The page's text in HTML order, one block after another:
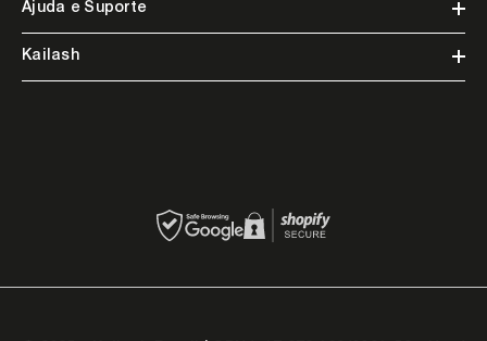
Ajuda e Suporte
Kailash